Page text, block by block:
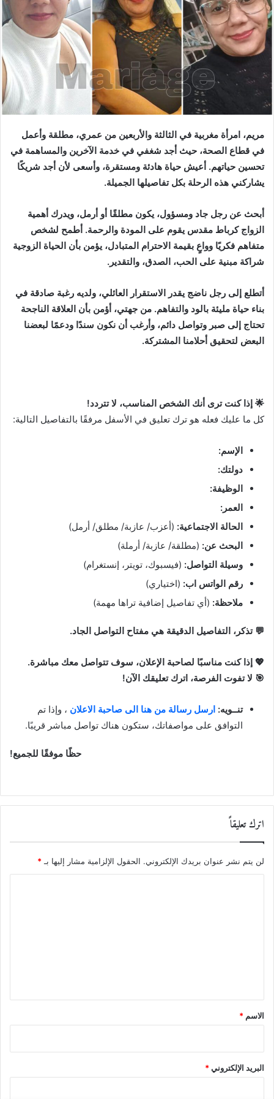
مريم، امرأة مغربية في الثالثة والأربعين من عمري، مطلقة وأعمل
في قطاع الصحة، حيث أجد شغفي في خدمة الآخرين والمساهمة في
تحسين حياتهم. أعيش حياة هادئة ومستقرة، وأسعى لأن أجد شريكًا
يشاركني هذه الرحلة بكل تفاصيلها الجميلة.
أبحث عن رجل جاد ومسؤول، يكون مطلقًا أو أرمل، ويدرك أهمية
الزواج كرباط مقدس يقوم على المودة والرحمة. أطمح لشخص
متفاهم فكريًا وواعٍ بقيمة الاحترام المتبادل، يؤمن بأن الحياة الزوجية
شراكة مبنية على الحب، الصدق، والتقدير.
أتطلع إلى رجل ناضج يقدر الاستقرار العائلي، ولديه رغبة صادقة في
بناء حياة مليئة بالود والتفاهم. من جهتي، أؤمن بأن العلاقة الناجحة
تحتاج إلى صبر وتواصل دائم، وأرغب أن نكون سندًا ودعمًا لبعضنا
البعض لتحقيق أحلامنا المشتركة.
🌟 إذا كنت ترى أنك الشخص المناسب، لا تتردد!
كل ما عليك فعله هو ترك تعليق في الأسفل مرفقًا بالتفاصيل التالية:
الإسم:
دولتك:
الوظيفة:
العمر:
الحالة الاجتماعية: (أعزب/ عازبة/ مطلق/ أرمل)
البحث عن: (مطلقة/ عازبة/ أرملة)
وسيلة التواصل: (فيسبوك، تويتر، إنستغرام)
رقم الواتس اب: (اختياري)
ملاحظة: (أي تفاصيل إضافية تراها مهمة)
💬 تذكر، التفاصيل الدقيقة هي مفتاح التواصل الجاد.
💖 إذا كنت مناسبًا لصاحبة الإعلان، سوف تتواصل معك مباشرة.
🎯 لا تفوت الفرصة، اترك تعليقك الآن!
تنــويه: ارسل رسالة من هنا الى صاحبة الاعلان ، وإذا تم
التوافق على مواصفاتك، ستكون هناك تواصل مباشر قريبًا.
حظًا موفقًا للجميع!
اترك تعليقاً
لن يتم نشر عنوان بريدك الإلكتروني. الحقول الإلزامية مشار إليها بـ *
*
الاسم *
البريد الإلكتروني*